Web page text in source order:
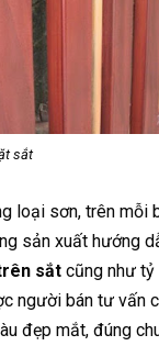
sắt
loại sơn, trên mỗi
sản xuất hướng
sắt cũng như tỷ
người bán tư vấn
đẹp mắt, đúng